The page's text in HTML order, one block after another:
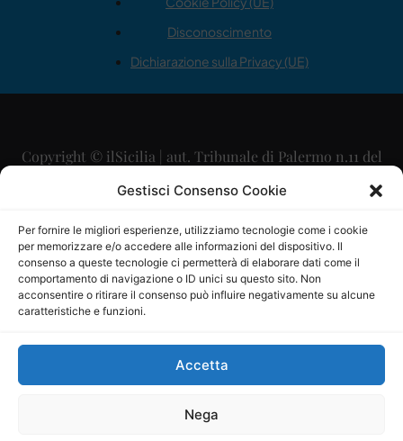
Gestisci Consenso Cookie
Per fornire le migliori esperienze, utilizziamo tecnologie come i cookie
per memorizzare e/o accedere alle informazioni del dispositivo. Il
consenso a queste tecnologie ci permetterà di elaborare dati come il
comportamento di navigazione o ID unici su questo sito. Non
acconsentire o ritirare il consenso può influire negativamente su alcune
caratteristiche e funzioni.
Accetta
Nega
Disconoscimento
Dichiarazione sulla Privacy (UE)
Copyright © ilSicilia | aut. Tribunale di Palermo n.11 del
29/09/2015
Direttore Editoriale: Maurizio Scaglione
Direttore Responsabile: Maria Calabrese
P.IVA: 06334930820
Mercurio Comunicazione Società Cooperativa a r.l. è
iscritta al Registro degli Operatori di Comunicazione al